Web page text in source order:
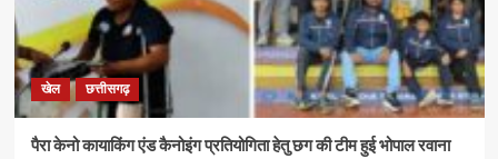
खेल छत्तीसगढ़
पैरा केनो कायाकिंग एंड कैनोइंग प्रतियोगिता हेतु छग की टीम हुई भोपाल रवाना